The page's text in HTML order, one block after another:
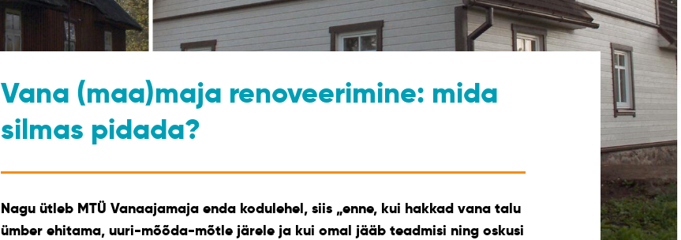
Vana (maa)maja renoveerimine: mida
silmas pidada?
Nagu ütleb MTÜ Vanaajamaja enda kodulehel, siis „enne, kui hakkad vana talu
ümber ehitama, uuri-mõõda-mõtle järele ja kui omal jääb teadmisi ning oskusi